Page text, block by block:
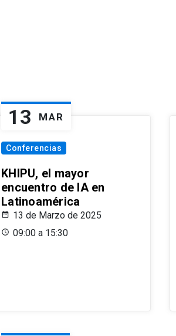
13 MAR
Conferencias
KHIPU, el mayor
encuentro de IA en
Latinoamérica
13 de Marzo de 2025
09:00 a 15:30